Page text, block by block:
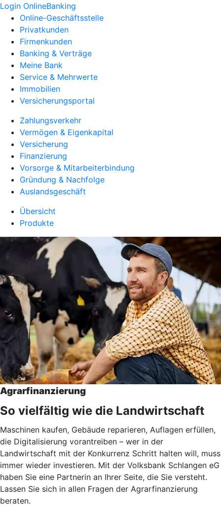
Login OnlineBanking
Online-Geschäftsstelle
Privatkunden
Firmenkunden
Banking & Verträge
Meine Bank
Service & Mehrwerte
Immobilien
Versicherungsportal
Zahlungsverkehr
Vermögen & Eigenkapital
Versicherung
Finanzierung
Vorsorge & Mitarbeiterbindung
Gründung & Nachfolge
Auslandsgeschäft
Übersicht
Produkte
Agrarfinanzierung
So vielfältig wie die Landwirtschaft
Maschinen kaufen, Gebäude reparieren, Auflagen erfüllen,
die Digitalisierung vorantreiben – wer in der
Landwirtschaft mit der Konkurrenz Schritt halten will, muss
immer wieder investieren. Mit der Volksbank Schlangen eG
haben Sie eine Partnerin an Ihrer Seite, die Sie versteht.
Lassen Sie sich in allen Fragen der Agrarfinanzierung
beraten.